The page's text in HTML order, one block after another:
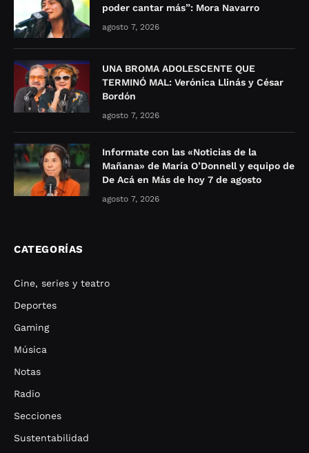
poder cantar más”: Mora Navarro
agosto 7, 2026
UNA BROMA ADOLESCENTE QUE
TERMINÓ MAL: Verónica Llinás y César
Bordón
agosto 7, 2026
Informate con las «Noticias de la
Mañana» de María O’Donnell y equipo de
De Acá en Más de hoy 7 de agosto
agosto 7, 2026
CATEGORÍAS
Cine, series y teatro
Deportes
Gaming
Música
Notas
Radio
Secciones
Sustentabilidad